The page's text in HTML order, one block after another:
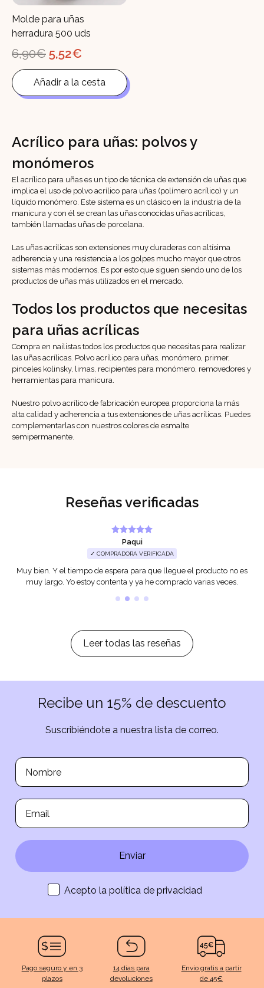
Molde para uñas
herradura 500 uds
6,90€ El
precio
original
era:
6,90€.
5,52€
actual
es:
5,52€.
Añadir a la cesta
Acrílico para uñas: polvos y
monómeros
El acrílico para uñas es un tipo de técnica de extensión de uñas que
implica el uso de polvo acrílico para uñas (polímero acrílico) y un
líquido monómero. Este sistema es un clásico en la industria de la
manicura y con él se crean las uñas conocidas uñas acrílicas,
también llamadas uñas de porcelana.
Las uñas acrílicas son extensiones muy duraderas con altísima
adherencia y una resistencia a los golpes mucho mayor que otros
sistemas más modernos. Es por esto que siguen siendo uno de los
productos de uñas más utilizados en el mercado.
Todos los productos que necesitas
para uñas acrílicas
Compra en nailistas todos los productos que necesitas para realizar
las uñas acrílicas. Polvo acrílico para uñas, monómero, primer,
pinceles kolinsky, limas, recipientes para monómero, removedores y
herramientas para manicura.
Nuestro polvo acrílico de fabricación europea proporciona la más
alta calidad y adherencia a tus extensiones de uñas acrílicas. Puedes
complementarlas con nuestros colores de esmalte
semipermanente.
Reseñas verificadas
Paqui
✓ COMPRADORA VERIFICADA
Muy bien. Y el tiempo de espera para que llegue el producto no es
muy largo. Yo estoy contenta y ya he comprado varias veces.
Leer todas las reseñas
Recibe un 15% de descuento
Suscribiéndote a nuestra lista de correo.
Enviar
Acepto la política de privacidad
Pago seguro y en 3
plazos
14 días para
devoluciones
Envío gratis a partir
de 45€